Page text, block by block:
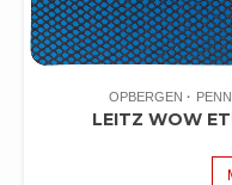
OPBERGEN
LEITZ WOW